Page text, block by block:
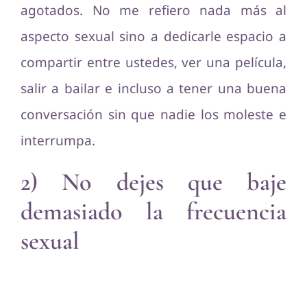
agotados. No me refiero nada más al
aspecto sexual sino a dedicarle espacio a
compartir entre ustedes, ver una película,
salir a bailar e incluso a tener una buena
conversación sin que nadie los moleste e
interrumpa.
2) No dejes que baje
demasiado la frecuencia
sexual